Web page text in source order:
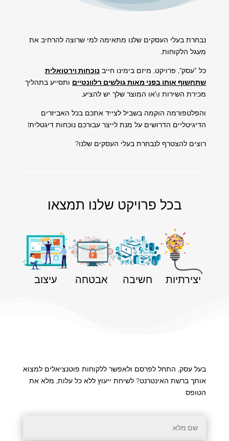
נבחרת בעלי העסקים שלנו מתאימה למי שרוצה להרחיב את
מעגל הלקוחות.
כל "עסק", פרויקט, מיזם בימינו חייב נוכחות וירטואלית
שתחשוף אותו בפני מאות גולשים רלוונטיים ותסייע בתהליך
מכירת השירות ו\או המוצר שלך יש להציע.
והפלטפורמה הוקמה בשביל לצייד אתכם בכל האביזרים
הדיגיטליים הדרושים על מנת לייצר עבורכם נוכחות דיגטלית!
רוצים להצטרף לנבחרת בעלי העסקים שלנו?
בכל פרויקט שלנו תמצאו
יצירתיות חשיבה אבטחה עיצוב
בעל עסק, התחל לפרסם ולאפשר ללקוחות פוטנציאלים למצוא
אותך ברשת האינטרנט? לשיחת ייעוץ ללא כל עלות, מלא את
הטופס